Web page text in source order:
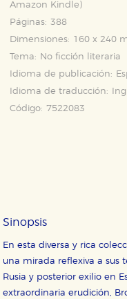
Amazon Kindle )
Páginas: 388
Dimensiones: 160 x 240
Tema:
No ficción literaria
Idioma de publicación:
Idioma de traducción:
Código: 7522083
Sinopsis
En esta diversa y rica
una mirada reflexiva a sus
Rusia y posterior exilio en
extraordinaria erudición,